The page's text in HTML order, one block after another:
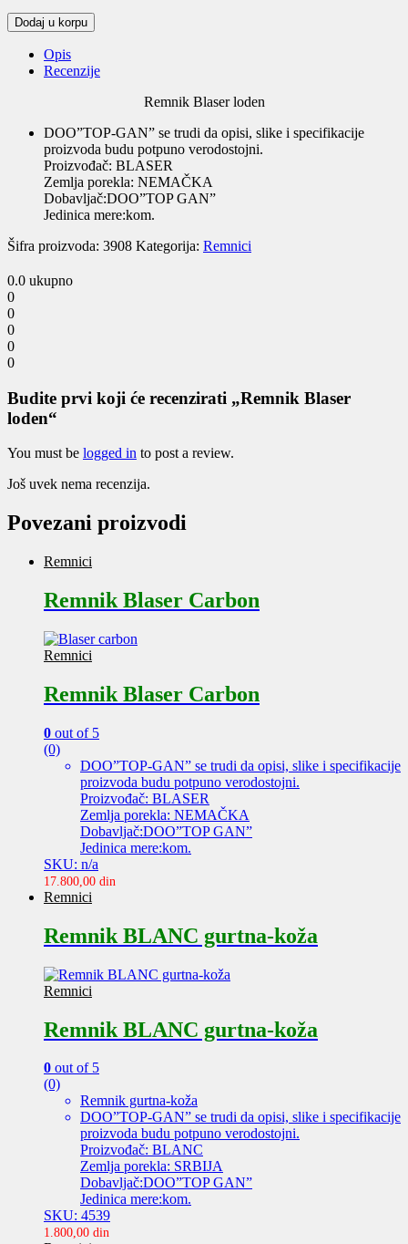
Remnik
Blaser
loden
quantity
Dodaj u korpu
Opis
Recenzije
Remnik Blaser loden
DOO”TOP-GAN” se trudi da opisi, slike i specifikacije
proizvoda budu potpuno verodostojni.
Proizvođač: BLASER
Zemlja porekla: NEMAČKA
Dobavljač:DOO”TOP GAN”
Jedinica mere:kom.
Šifra proizvoda: 3908 Kategorija: Remnici
0.0 ukupno
0
0
0
0
0
Budite prvi koji će recenzirati „Remnik Blaser
loden“
You must be logged in to post a review.
Još uvek nema recenzija.
Povezani proizvodi
Remnici
Remnik Blaser Carbon
Remnici
Remnik Blaser Carbon
0 out of 5
(0)
DOO”TOP-GAN” se trudi da opisi, slike i specifikacije
proizvoda budu potpuno verodostojni.
Proizvođač: BLASER
Zemlja porekla: NEMAČKA
Dobavljač:DOO”TOP GAN”
Jedinica mere:kom.
SKU: n/a
17.800,00 din
Remnici
Remnik BLANC gurtna-koža
Remnici
Remnik BLANC gurtna-koža
0 out of 5
(0)
Remnik gurtna-koža
DOO”TOP-GAN” se trudi da opisi, slike i specifikacije
proizvoda budu potpuno verodostojni.
Proizvođač: BLANC
Zemlja porekla: SRBIJA
Dobavljač:DOO”TOP GAN”
Jedinica mere:kom.
SKU: 4539
1.800,00 din